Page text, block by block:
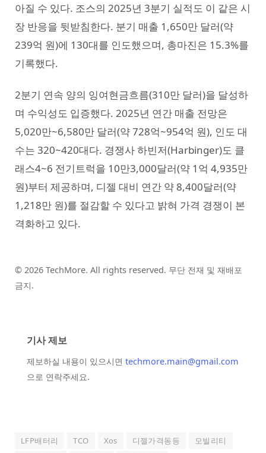
아질 수 있다. 조스의 2025년 3분기 실적도 이 같은 시
장 반응을 뒷받침한다. 분기 매출 1,650만 달러(약
239억 원)에 130대를 인도했으며, 총마진은 15.3%를
기록했다.
2분기 연속 양의 잉여현금흐름(310만 달러)을 달성하
며 수익성도 입증했다. 2025년 연간 매출 전망은
5,020만~6,580만 달러(약 728억~954억 원), 인도 대
수는 320~420대다. 경쟁사 하빈저(Harbinger)도 클
래스4~6 전기트럭을 10만3,000달러(약 1억 4,935만
원)부터 제공하며, 디젤 대비 연간 약 8,400달러(약
1,218만 원)를 절감할 수 있다고 밝혀 가격 경쟁이 본
격화하고 있다.
© 2026 TechMore. All rights reserved. 무단 전재 및 재배포
금지.
기사 제보
제보하실 내용이 있으시면 techmore.main@gmail.com
으로 연락주세요.
LFP배터리 TCO Xos 디젤가격동등
모빌리티